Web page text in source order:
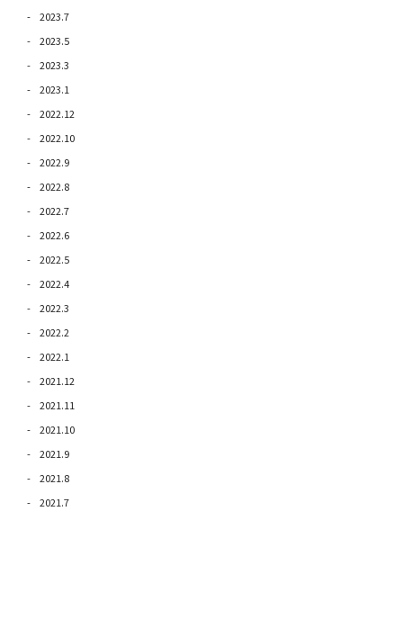
2023.7
2023.5
2023.3
2023.1
2022.12
2022.10
2022.9
2022.8
2022.7
2022.6
2022.5
2022.4
2022.3
2022.2
2022.1
2021.12
2021.11
2021.10
2021.9
2021.8
2021.7